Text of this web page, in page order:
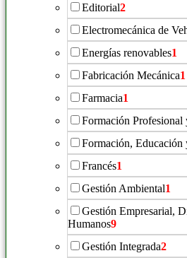
Editorial2
Electromecánica de
Energías renovables1
Fabricación Mecánica1
Farmacia1
Formación
Formación,
Francés1
Gestión Ambiental1
Gestión Empresarial,
Humanos9
Gestión Integrada2